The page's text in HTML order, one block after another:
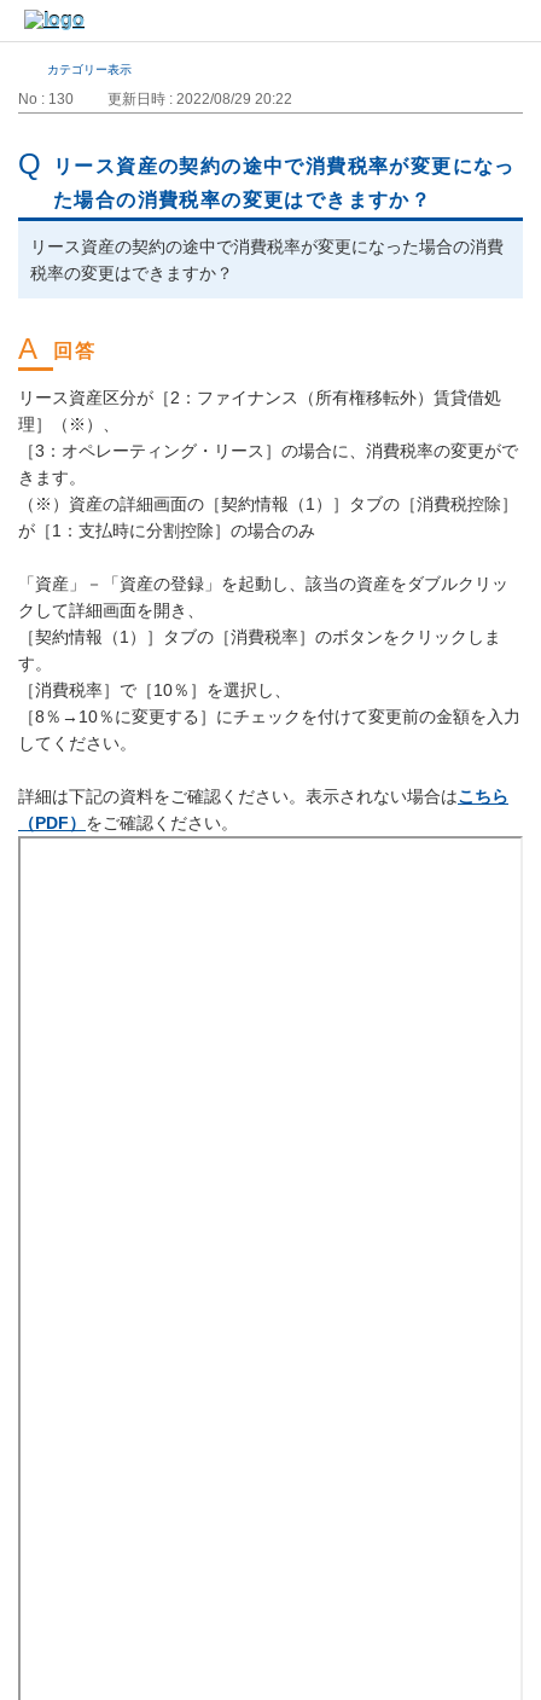
カテゴリー表示
No : 130 更新日時 : 2022/08/29 20:22
リース資産の契約の途中で消費税率が変更になっ
た場合の消費税率の変更はできますか？
リース資産の契約の途中で消費税率が変更になった場合の消費
税率の変更はできますか？
リース資産区分が［2：ファイナンス（所有権移転外）賃貸借処
理］（※）、
［3：オペレーティング・リース］の場合に、消費税率の変更がで
きます。
（※）資産の詳細画面の［契約情報（1）］タブの［消費税控除］
が［1：支払時に分割控除］の場合のみ
「資産」－「資産の登録」を起動し、該当の資産をダブルクリッ
クして詳細画面を開き、
［契約情報（1）］タブの［消費税率］のボタンをクリックしま
す。
［消費税率］で［10％］を選択し、
［8％→10％に変更する］にチェックを付けて変更前の金額を入力
してください。
詳細は下記の資料をご確認ください。表示されない場合はこちら
（PDF） をご確認ください。